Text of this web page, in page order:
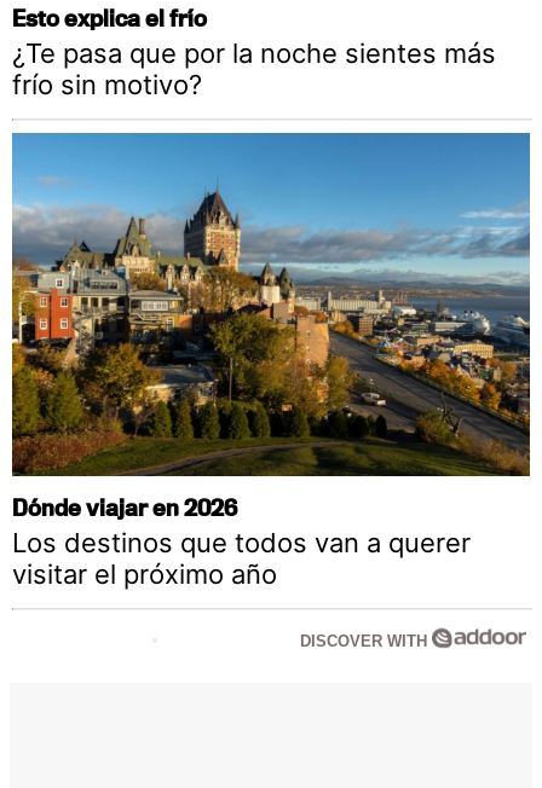
Esto explica el frío
¿Te pasa que por la noche sientes más
frío sin motivo?
Dónde viajar en 2026
Los destinos que todos van a querer
visitar el próximo año
DISCOVER WITH